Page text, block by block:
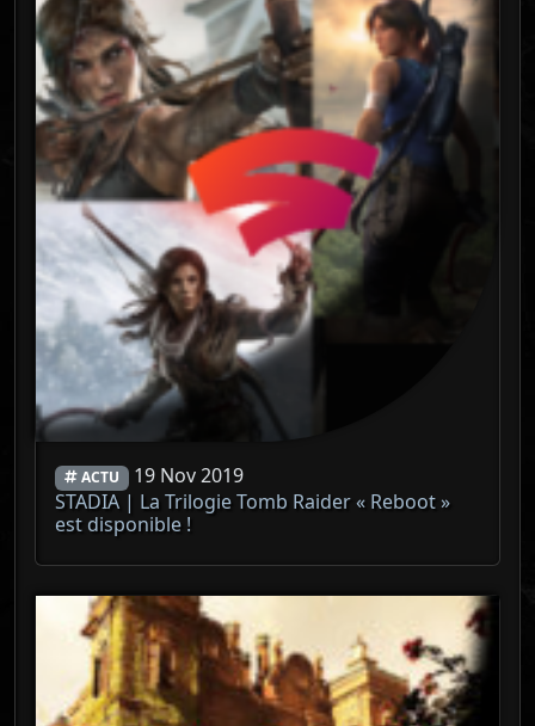
ACTU 19 Nov 2019
STADIA | La Trilogie Tomb Raider « Reboot »
est disponible !